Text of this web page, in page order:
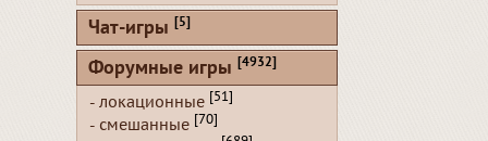
Чат-игры [5]
Форумные игры [4932]
- локационные [51]
- смешанные [70]